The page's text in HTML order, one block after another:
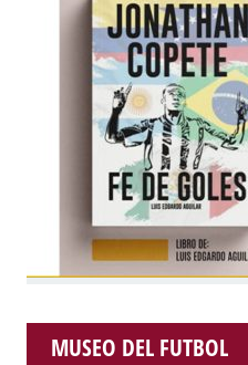
MUSEO DEL FUTBOL